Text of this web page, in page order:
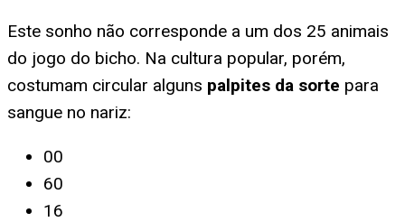
Este sonho não corresponde a um dos 25 animais
do jogo do bicho. Na cultura popular, porém,
costumam circular alguns palpites da sorte para
sangue no nariz:
00
60
16